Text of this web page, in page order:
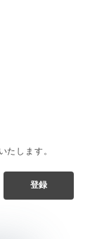
たします。
登録